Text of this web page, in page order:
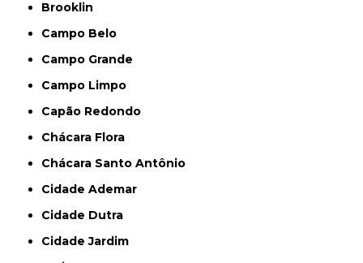
Brooklin
Campo Belo
Campo Grande
Campo Limpo
Capão Redondo
Chácara Flora
Chácara Santo Antônio
Cidade Ademar
Cidade Dutra
Cidade Jardim